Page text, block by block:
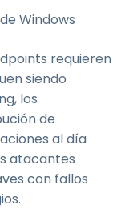
Windows
requieren
siendo
los
de
al día
atacantes
con fallos